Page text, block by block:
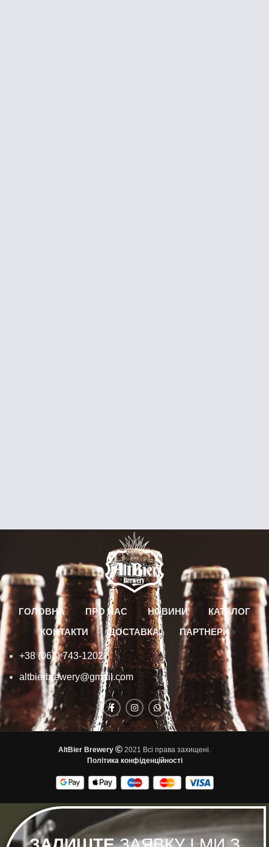
ГОЛОВНА ПРО НАС НОВИНИ
КАТАЛОГ
КОНТАКТИ
ДОСТАВКА ПАРТНЕРИ
+38 (067) 743-1202
altbierbrewery@gmail.com
AltBier Brewery
2021 Всі права захищені.
Політика конфіденційності